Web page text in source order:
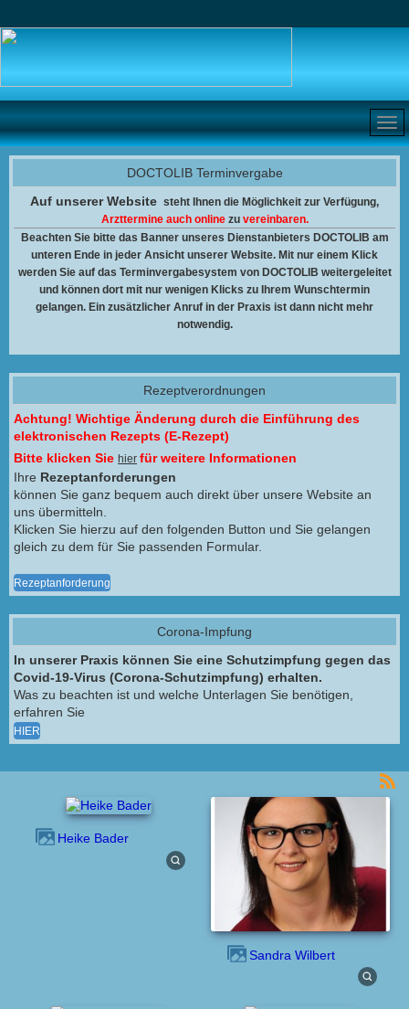
DOCTOLIB Terminvergabe
Auf unserer Website steht Ihnen die Möglichkeit zur Verfügung,
Arzttermine auch onlinezu vereinbaren.
Beachten Sie bitte das Banner unseres Dienstanbieters DOCTOLIB am
unteren Ende in jeder Ansicht unserer Website. Mit nur einem Klick
werden Sie auf das Terminvergabesystem von DOCTOLIB weitergeleitet
und können dort mit nur wenigen Klicks zu Ihrem Wunschtermin
gelangen. Ein zusätzlicher Anruf in der Praxis ist dann nicht mehr
notwendig.
Rezeptverordnungen
Achtung! Wichtige Änderung durch die Einführung des
elektronischen Rezepts (E-Rezept)
Bitte klicken Sie hier für weitere Informationen
Ihre Rezeptanforderungen
können Sie ganz bequem auch direkt über unsere Website an
uns übermitteln.
Klicken Sie hierzu auf den folgenden Button und Sie gelangen
gleich zu dem für Sie passenden Formular.
Rezeptanforderung
Corona-Impfung
In unserer Praxis können Sie eine Schutzimpfung gegen das
Covid-19-Virus (Corona-Schutzimpfung) erhalten.
Was zu beachten ist und welche Unterlagen Sie benötigen,
erfahren Sie
HIER
Heike Bader
Sandra Wilbert